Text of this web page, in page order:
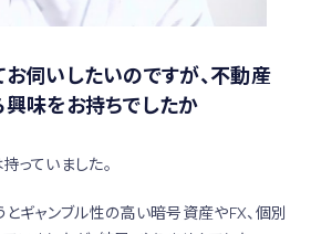
伺いしたいのですが、不動産
味をお持ちでしたか
っていました。
とギャンブル性の高い暗号資産やFX、個別